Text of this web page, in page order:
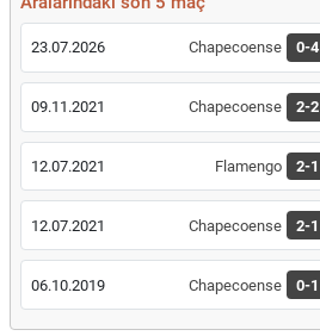
23.07.2026 Chapecoense 0-4
09.11.2021 Chapecoense 2-2
12.07.2021 Flamengo 2-1
12.07.2021 Chapecoense 2-1
06.10.2019 Chapecoense 0-1